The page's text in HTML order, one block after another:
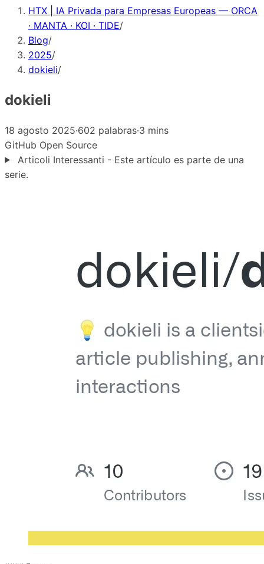
HTX | IA Privada para Empresas Europeas — ORCA
· MANTA · KOI · TIDE/
Blog/
2025/
dokieli/
dokieli
18 agosto 2025·602 palabras·3 mins
GitHub Open Source
Articoli Interessanti - Este artículo es parte de una
serie.